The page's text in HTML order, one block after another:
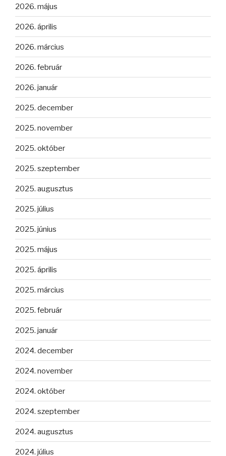
2026. május
2026. április
2026. március
2026. február
2026. január
2025. december
2025. november
2025. október
2025. szeptember
2025. augusztus
2025. július
2025. június
2025. május
2025. április
2025. március
2025. február
2025. január
2024. december
2024. november
2024. október
2024. szeptember
2024. augusztus
2024. július